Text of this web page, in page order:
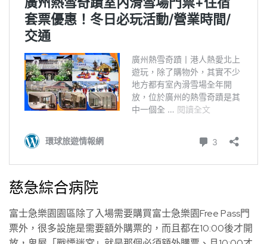
慈急綜合病院
富士急樂園園區除了入場需要購買富士急樂園Free Pass門
票外，很多設施是需要額外購票的，而且都在10:00後才開